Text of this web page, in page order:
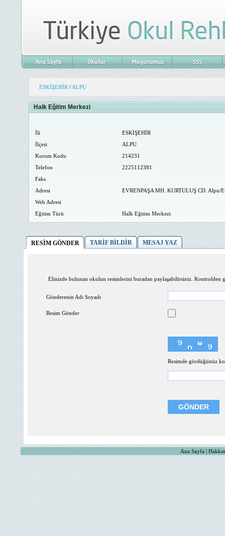
ESKİŞEHİR / ALPU
Halk Eğitim Merkezi
İli
ESKİŞEHİR
İlçesi
ALPU
Kurum Kodu
214231
Telefon
2225112381
Faks
Adresi
EVRENPAŞA MH. KURTULUŞ CD. Alpu/
Web Adresi
Eğitim Türü
Halk Eğitim Merkezi
RESİM GÖNDER TARİF BİLDİR MESAJ YAZ
Elinizde bulunan okulun resimlerini buradan paylaşabilirsiniz. Kontrolden
Gönderenin Adı Soyadı
Resim Gönder
Resimde gördüğünüz
Ana Sayfa |